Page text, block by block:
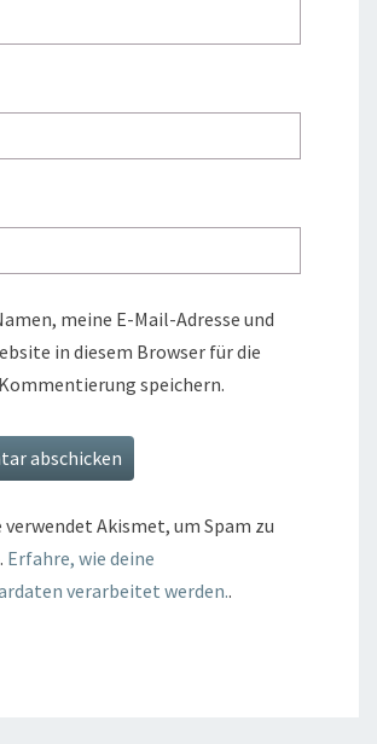
meine E-Mail-Adresse und
in diesem Browser für die
speichern.
verwendet Akismet, um Spam zu
Erfahre, wie deine
verarbeitet werden..